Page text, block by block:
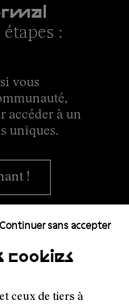
cookies
ceux de tiers à
Continuer sans accepter
:
si vous
accéder à un
uniques.
!
ou que vous